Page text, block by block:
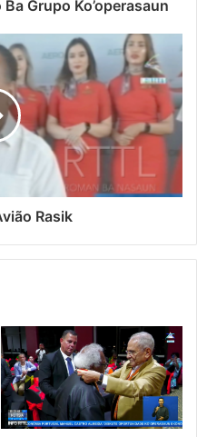
Ba Grupo Ko’operasaun
Rasik